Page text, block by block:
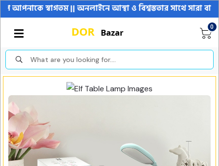
|| অনলাইনে আস্থা ও বিশ্বস্ততার সাথে সারা বাংলাদেশে
0